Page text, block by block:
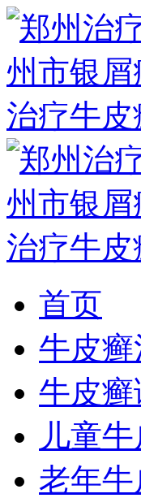
首页
牛皮癣
牛皮癣
儿童
老年